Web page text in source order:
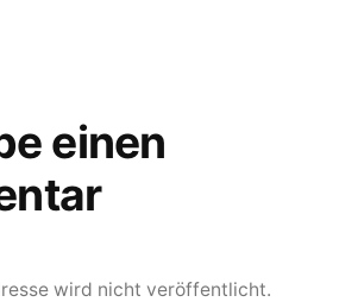
einen
wird nicht veröffentlicht.